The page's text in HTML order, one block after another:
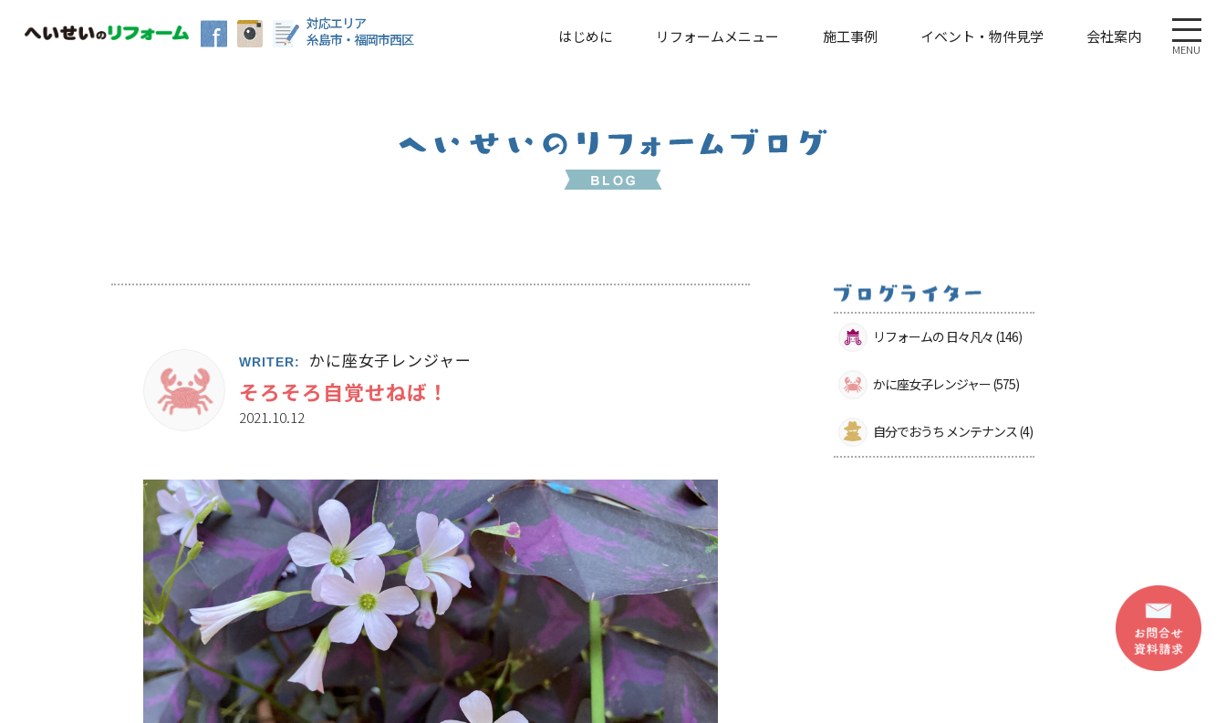
対応エリア
糸島市・福岡市西区
MENU
はじめに リフォームメニュー 施工事例 イベント・物件見学 会社案内
WRITER: かに座女子レンジャー
そろそろ自覚せねば！
2021.10.12
リフォームの 日々凡々 (146)
かに座女子レンジャー (575)
自分でおうち メンテナンス (4)